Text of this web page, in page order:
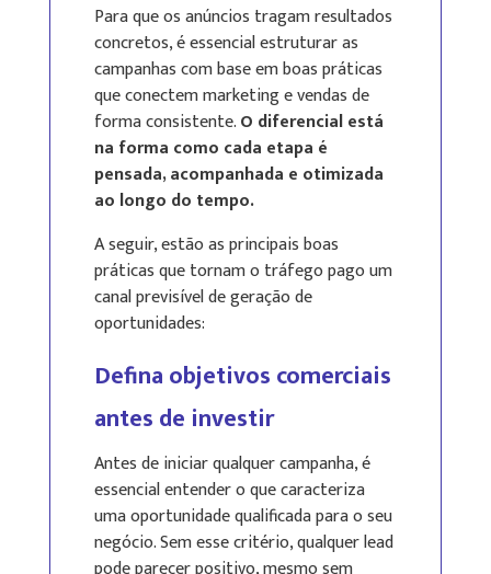
Para que os anúncios tragam resultados
concretos, é essencial estruturar as
campanhas com base em boas práticas
que conectem marketing e vendas de
forma consistente.O diferencial está
na forma como cada etapa é
pensada, acompanhada e otimizada
ao longo do tempo.
A seguir, estão as principais boas
práticas que tornam o tráfego pago um
canal previsível de geração de
oportunidades:
Defina objetivos comerciais
antes de investir
Antes de iniciar qualquer campanha, é
essencial entender o que caracteriza
uma oportunidade qualificada para o seu
negócio. Sem esse critério, qualquer lead